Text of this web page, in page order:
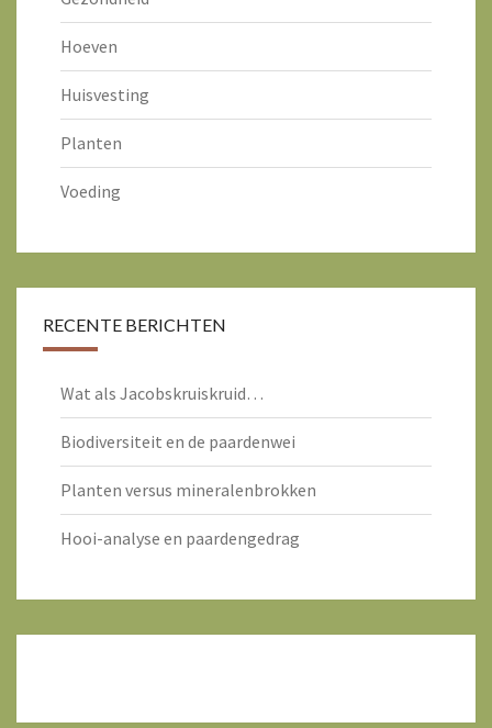
Hoeven
Huisvesting
Planten
Voeding
RECENTE BERICHTEN
Wat als Jacobskruiskruid…
Biodiversiteit en de paardenwei
Planten versus mineralenbrokken
Hooi-analyse en paardengedrag